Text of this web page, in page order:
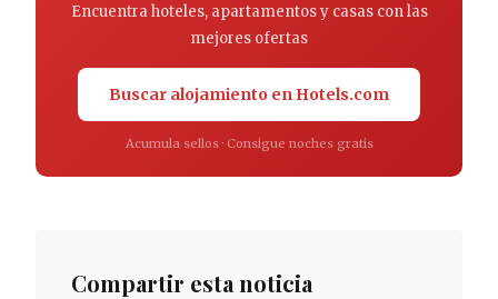
Encuentra hoteles, apartamentos y casas con las
mejores ofertas
Buscar alojamiento en Hotels.com
Acumula sellos · Consigue noches gratis
Compartir esta noticia